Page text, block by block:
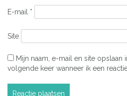
E-mail *
Site
Mijn naam, e-mail en site
volgende keer wanneer ik een